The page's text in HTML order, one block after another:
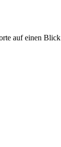
auf einen Blick